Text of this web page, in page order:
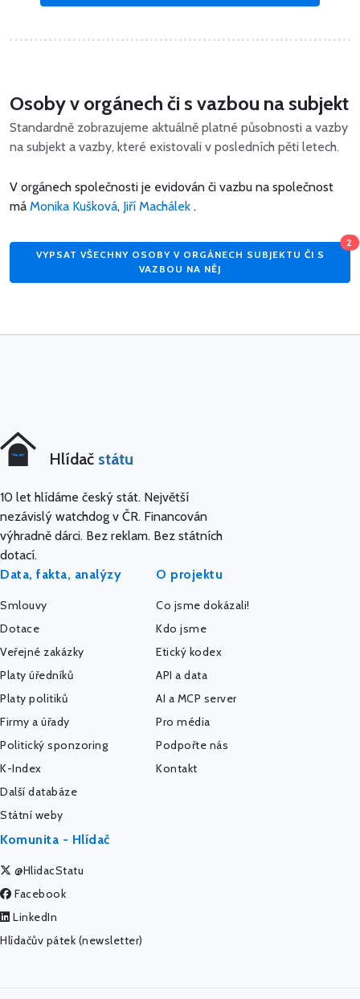
Osoby v orgánech či s vazbou na subjekt
Standardně zobrazujeme aktuálně platné působnosti a vazby
na subjekt a vazby, které existovali v posledních pěti letech.
V orgánech společnosti je evidován či vazbu na společnost
má Monika Kušková, Jiří Machálek .
VYPSAT VŠECHNY OSOBY V ORGÁNECH SUBJEKTU ČI S
VAZBOU NA NĚJ
2
Hlídač státu
10 let hlídáme český stát. Největší
nezávislý watchdog v ČR. Financován
výhradně dárci. Bez reklam. Bez státních
dotací.
Data, fakta, analýzy
Smlouvy
Dotace
Veřejné zakázky
Platy úředníků
Platy politiků
Firmy a úřady
Politický sponzoring
K-Index
Další databáze
Státní weby
O projektu
Co jsme dokázali!
Kdo jsme
Etický kodex
API a data
AI a MCP server
Pro média
Podpořte nás
Kontakt
Komunita - Hlídač
@HlidacStatu
Facebook
LinkedIn
Hlídačův pátek (newsletter)